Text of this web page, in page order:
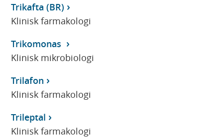
Trikafta (BR)
Klinisk farmakologi
Trikomonas
Klinisk mikrobiologi
Trilafon
Klinisk farmakologi
Trileptal
Klinisk farmakologi